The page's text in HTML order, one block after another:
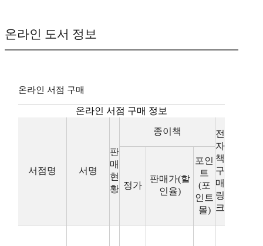
온라인 도서 정보
온라인 서점 구매
온라인 서점 구매 정보
서점명 서명
판
매
현
황
종이책
전
자
책
구
매
링
크
정가
판매가(할
인율)
포인
트
(포
인트
몰)